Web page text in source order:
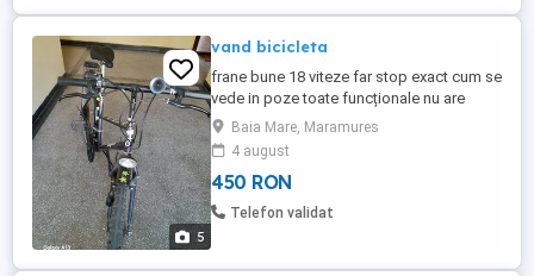
5
vand bicicleta
frane bune 18 viteze far stop exact cum se
vede in poze toate funcționale nu are
probleme.
Baia Mare, Maramures
4 august
450 RON
Telefon validat